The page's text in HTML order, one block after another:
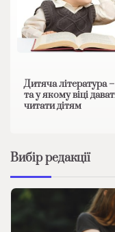
Дитяча література
та у якому віці
читати дітям
Вибір редакції